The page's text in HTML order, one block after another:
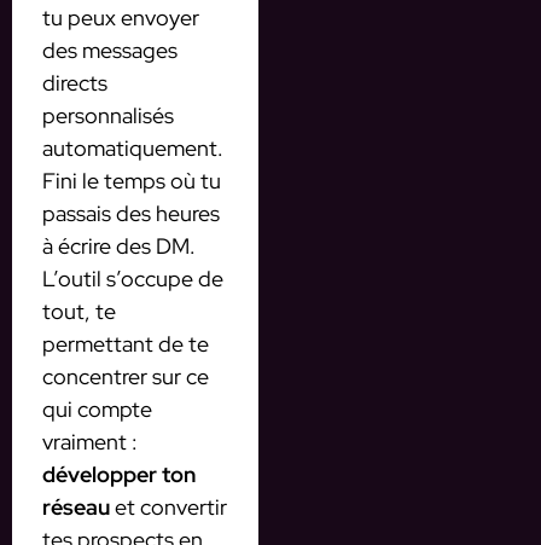
tu peux envoyer
des messages
directs
personnalisés
automatiquement.
Fini le temps où tu
passais des heures
à écrire des DM.
L’outil s’occupe de
tout, te
permettant de te
concentrer sur ce
qui compte
vraiment :
développer ton
réseauet convertir
tes prospects en